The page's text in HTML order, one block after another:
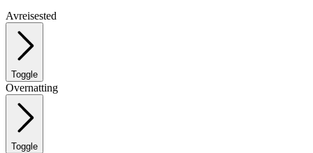
Avreisested
Toggle
Overnatting
Toggle